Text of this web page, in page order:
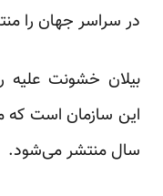
در سراسر جهان را
بیلان خشونت علیه
این سازمان است که
سال منتشر می‌شود.